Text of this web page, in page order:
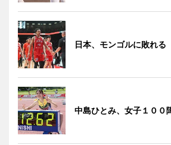
日本、モンゴルに敗れる
中島ひとみ、女子１００